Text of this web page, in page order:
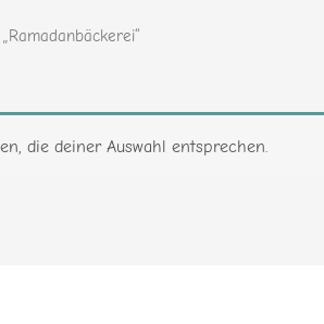
die deiner Auswahl entsprechen.